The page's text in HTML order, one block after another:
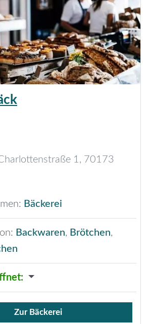
1, 70173
Bäckerei
Backwaren, Brötchen,
:
Zur Bäckerei